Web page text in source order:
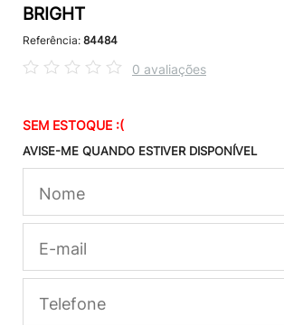
BRIGHT
Referência: 84484
0 avaliações
SEM ESTOQUE :(
AVISE-ME QUANDO ESTIVER DISPONÍVEL